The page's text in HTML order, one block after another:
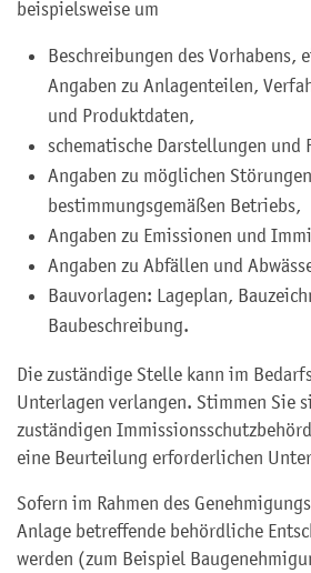
beispielsweise um
Beschreibungen des Vorhabens,
Angaben zu Anlagenteilen,
und Produktdaten,
schematische Darstellungen und
Angaben zu möglichen
bestimmungsgemäßen Betriebs,
Angaben zu Emissionen und
Angaben zu Abfällen und
Bauvorlagen: Lageplan,
Baubeschreibung.
Die zuständige Stelle kann im
Unterlagen verlangen. Stimmen Sie
zuständigen
eine Beurteilung erforderlichen
Sofern im Rahmen des
Anlage betreffende behördliche
werden (zum Beispiel